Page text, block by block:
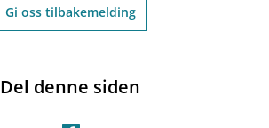
Gi oss tilbakemelding
Del denne siden